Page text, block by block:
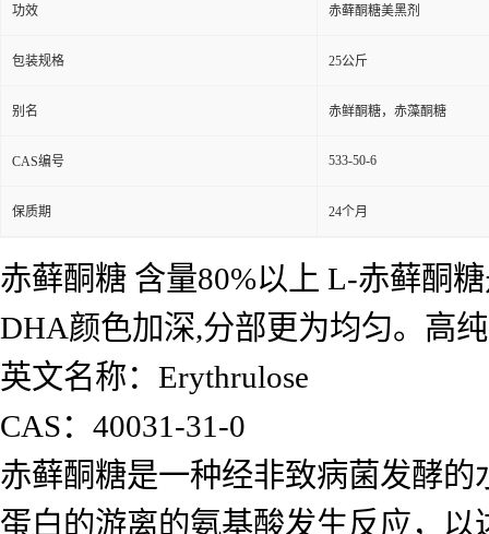
功效 赤藓酮糖美黑剂
包装规格 25公斤
别名 赤鲜酮糖，赤藻酮糖
CAS编号 533-50-6
保质期 24个月
赤藓酮糖 含量80%以上 L-赤藓酮
DHA颜色加深,分部更为均匀。高
英文名称：Erythrulose
CAS：40031-31-0
赤藓酮糖是一种经非致病菌发酵
蛋白的游离的氨基酸发生反应，